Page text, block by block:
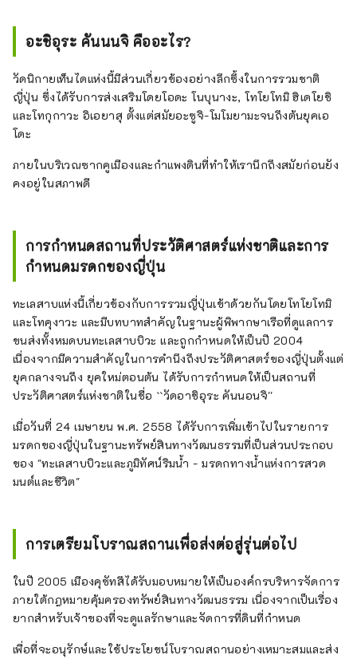
อะชิอุระ คันนนจิ คืออะไร?
วัดนิกายเท็นไดแห่งนี้มีส่วนเกี่ยวข้องอย่างลึกซึ้งในการรวมชาติ
ญี่ปุ่น ซึ่งได้รับการส่งเสริมโดยโอดะ โนบุนางะ, โทโยโทมิ ฮิเดโยชิ
และโทกุกาวะ อิเอยาสุ ตั้งแต่สมัยอะซูจิ-โมโมยามะจนถึงต้นยุคเอ
โดะ
ภายในบริเวณซากคูเมืองและกำแพงดินที่ทำให้เรานึกถึงสมัยก่อนยัง
คงอยู่ในสภาพดี
การกำหนดสถานที่ประวัติศาสตร์แห่งชาติและการ
กำหนดมรดกของญี่ปุ่น
ทะเลสาบแห่งนี้เกี่ยวข้องกับการรวมญี่ปุ่นเข้าด้วยกันโดยโทโยโทมิ
และโทคุงาวะ และมีบทบาทสำคัญในฐานะผู้พิพากษาเรือที่ดูแลการ
ขนส่งทั้งหมดบนทะเลสาบบิวะ และถูกกำหนดให้เป็นปี 2004
เนื่องจากมีความสำคัญในการคำนึงถึงประวัติศาสตร์ของญี่ปุ่นตั้งแต่
ยุคกลางจนถึง ยุคใหม่ตอนต้น ได้รับการกำหนดให้เป็นสถานที่
ประวัติศาสตร์แห่งชาติในชื่อ ``วัดอาชิอุระ คันนอนจิ''
เมื่อวันที่ 24 เมษายน พ.ศ. 2558 ได้รับการเพิ่มเข้าไปในรายการ
มรดกของญี่ปุ่นในฐานะทรัพย์สินทางวัฒนธรรมที่เป็นส่วนประกอบ
ของ "ทะเลสาบบิวะและภูมิทัศน์ริมน้ำ - มรดกทางน้ำแห่งการสวด
มนต์และชีวิต"
การเตรียมโบราณสถานเพื่อส่งต่อสู่รุ่นต่อไป
ในปี 2005 เมืองคุซัทสึได้รับมอบหมายให้เป็นองค์กรบริหารจัดการ
ภายใต้กฎหมายคุ้มครองทรัพย์สินทางวัฒนธรรม เนื่องจากเป็นเรื่อง
ยากสำหรับเจ้าของที่จะดูแลรักษาและจัดการที่ดินที่กำหนด
เพื่อที่จะอนุรักษ์และใช้ประโยชน์โบราณสถานอย่างเหมาะสมและส่ง